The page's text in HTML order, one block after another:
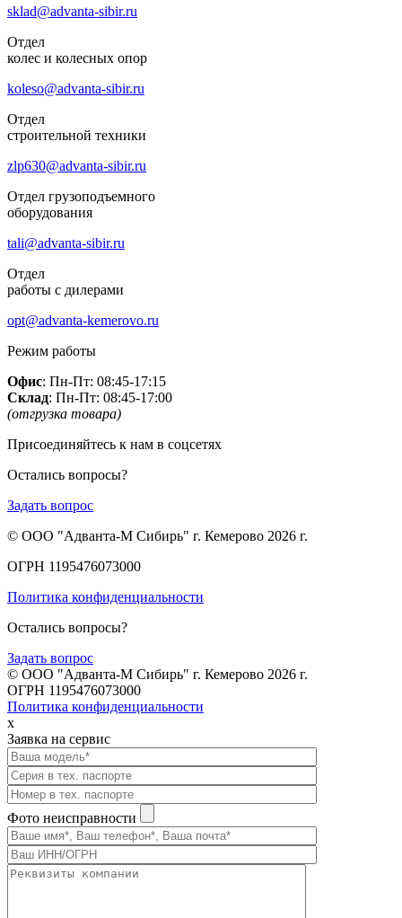
sklad@advanta-sibir.ru
Отдел
колес и колесных опор
koleso@advanta-sibir.ru
Отдел
строительной техники
zlp630@advanta-sibir.ru
Отдел грузоподъемного
оборудования
tali@advanta-sibir.ru
Отдел
работы с дилерами
opt@advanta-kemerovo.ru
Режим работы
Офис: Пн-Пт: 08:45-17:15
Склад: Пн-Пт: 08:45-17:00
(отгрузка товара)
Присоединяйтесь к нам в соцсетях
Остались вопросы?
Задать вопрос
© ООО "Адванта-М Сибирь" г. Кемерово 2026 г.
ОГРН 1195476073000
Политика конфиденциальности
Остались вопросы?
Задать вопрос
© ООО "Адванта-М Сибирь" г. Кемерово 2026 г.
ОГРН 1195476073000
Политика конфиденциальности
x
Заявка на сервис
Фото неисправности